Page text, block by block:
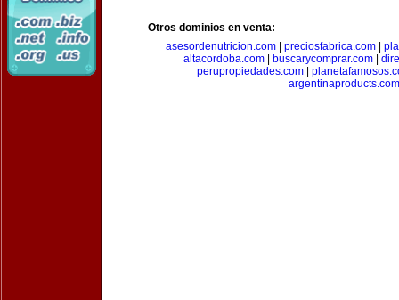
Otros dominios en venta:
asesordenutricion.com
preciosfabrica.com
altacordoba.com
buscarycomprar.com
perupropiedades.com
argentinaproducts.com